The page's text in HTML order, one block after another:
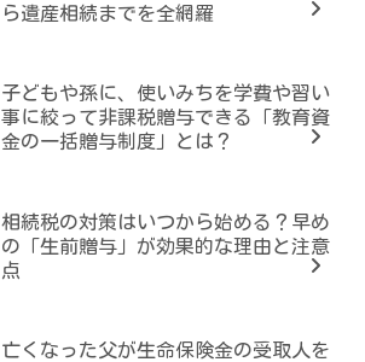
ら遺産相続までを全網羅
子どもや孫に、使いみちを学費や習い
事に絞って非課税贈与できる「教育資
金の一括贈与制度」とは？
相続税の対策はいつから始める？早め
の「生前贈与」が効果的な理由と注意
点
亡くなった父が生命保険金の受取人を